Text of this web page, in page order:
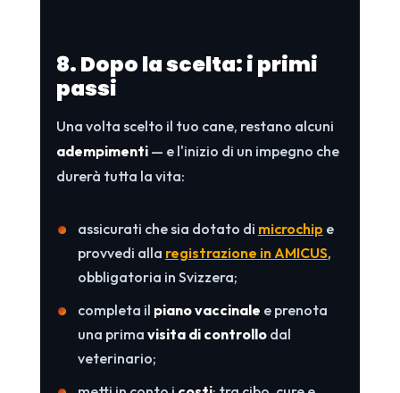
8. Dopo la scelta: i primi
passi
Una volta scelto il tuo cane, restano alcuni
adempimenti— e l'inizio di un impegno che
durerà tutta la vita:
assicurati che sia dotato di microchip e
provvedi alla registrazione in AMICUS,
obbligatoria in Svizzera;
completa il piano vaccinale e prenota
una prima visita di controllodal
veterinario;